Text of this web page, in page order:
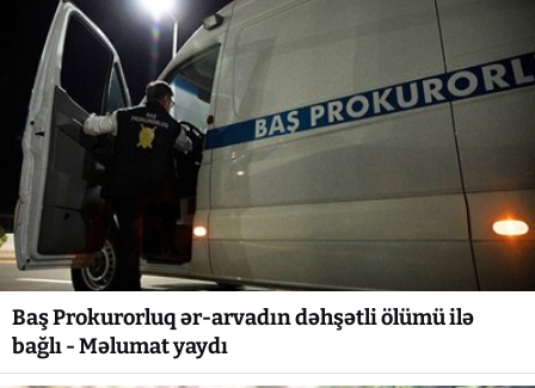
Baş Prokurorluq ər-arvadın dəhşətli ölümü ilə
bağlı - Məlumat yaydı